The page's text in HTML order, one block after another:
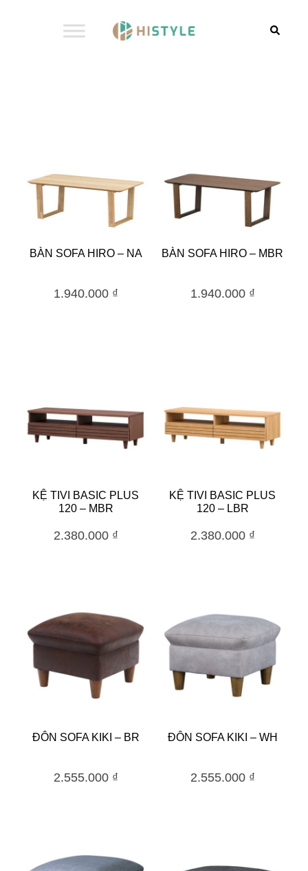
BÀN SOFA HIRO – NA
1.940.000 ₫
BÀN SOFA HIRO – MBR
1.940.000 ₫
KỆ TIVI BASIC PLUS
120 – MBR
2.380.000 ₫
KỆ TIVI BASIC PLUS
120 – LBR
2.380.000 ₫
ĐÔN SOFA KIKI – BR
2.555.000 ₫
ĐÔN SOFA KIKI – WH
2.555.000 ₫